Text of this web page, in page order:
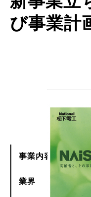
び事業計
事業内容 事業
業界 企業